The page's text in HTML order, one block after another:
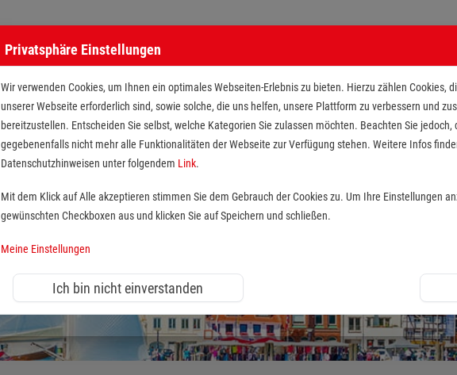
Privatsphäre Einstellungen
Wir verwenden Cookies, um Ihnen ein optimales Webseiten-Erlebnis zu bieten. Hierzu zählen Cookies,
unserer Webseite erforderlich sind, sowie solche, die uns helfen, unsere Plattform zu verbessern und
bereitzustellen. Entscheiden Sie selbst, welche Kategorien Sie zulassen möchten. Beachten Sie
gegebenenfalls nicht mehr alle Funktionalitäten der Webseite zur Verfügung stehen. Weitere Infos
Datenschutzhinweisen unter folgendem Link.
Mit dem Klick auf Alle akzeptieren stimmen Sie dem Gebrauch der Cookies zu. Um Ihre Einstellungen
gewünschten Checkboxen aus und klicken Sie auf Speichern und schließen.
Meine Einstellungen
Ich bin nicht einverstanden